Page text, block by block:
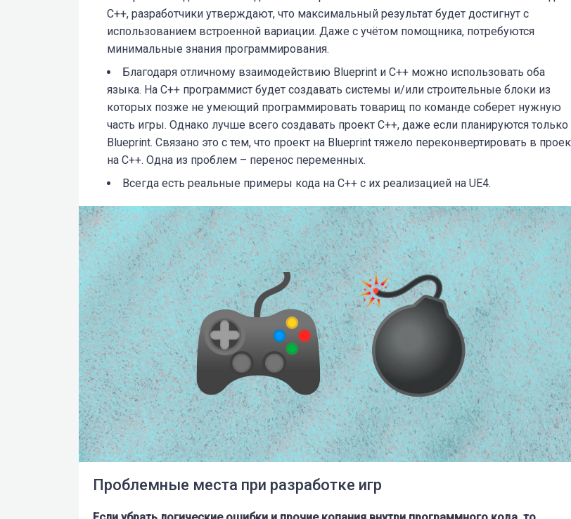
С++, разработчики утверждают, что максимальный результат будет достигнут с
использованием встроенной вариации. Даже с учётом помощника, потребуются
минимальные знания программирования.
Благодаря отличному взаимодействию Blueprint и С++ можно использовать оба
языка. На С++ программист будет создавать системы и/или строительные блоки из
которых позже не умеющий программировать товарищ по команде соберет нужную
часть игры. Однако лучше всего создавать проект С++, даже если планируются только
Blueprint. Связано это с тем, что проект на Blueprint тяжело переконвертировать в
на С++. Одна из проблем – перенос переменных.
Всегда есть реальные примеры кода на С++ с их реализацией на UE4.
Проблемные места при разработке игр